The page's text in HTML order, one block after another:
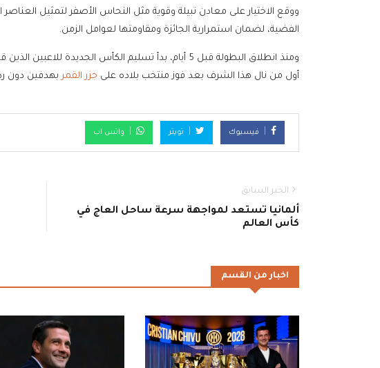
ووقع الاختيار على معادن نبيلة وقوية مثل النحاس الأصفر لتمثيل العناصر
الفضية، لضمان استمرارية الجائزة ومقاومتها لعوامل الزمن.
ومنذ انطلاق البطولة قبل 5 أيام، بدأ تسليم الكأس الجديدة للاعبين الذين قدموا أداءً استثنائياً، وكان النجم المغربي
أول من نال هذا الشرف بعد فوز منتخب بلاده على جزر القمربهدفين دون رد
فيسبوك تويتر واتس اب
الخبر السابق
ألمانيا تستعد لمواجهة سرعة ساحل العاج في
كأس العالم
اخبار من القسم